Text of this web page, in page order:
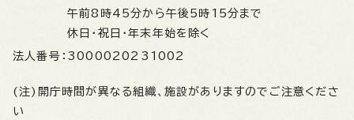
午前8時45分から午後5時15分まで
休日・祝日・年末年始を除く
法人番号： 3000020231002
(注)開庁時間が異なる組織、施設がありますのでご注意くださ
い